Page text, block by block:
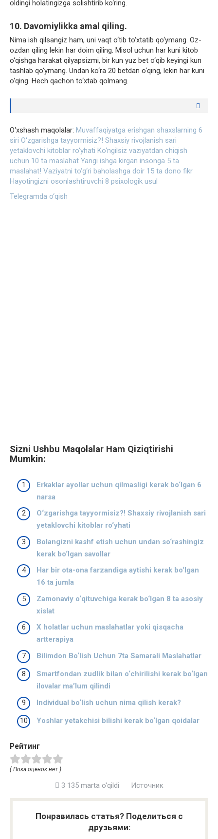
oldingi holatingizga solishtirib ko‘ring.
10. Davomiylikka amal qiling.
Nima ish qilsangiz ham, uni vaqt o‘tib to‘xtatib qo‘ymang. Oz-
ozdan qiling lekin har doim qiling. Misol uchun har kuni kitob
o‘qishga harakat qilyapsizmi, bir kun yuz bet o‘qib keyingi kun
tashlab qo‘ymang. Undan ko‘ra 20 betdan o‘qing, lekin har kuni
o‘qing. Hech qachon to‘xtab qolmang.
O‘xshash maqolalar: Muvaffaqiyatga erishgan shaxslarning 6
siri O‘zgarishga tayyormisiz?! Shaxsiy rivojlanish sari
yetaklovchi kitoblar ro‘yhati Ko‘ngilsiz vaziyatdan chiqish
uchun 10 ta maslahat Yangi ishga kirgan insonga 5 ta
maslahat! Vaziyatni to‘g‘ri baholashga doir 15 ta dono fikr
Hayotingizni osonlashtiruvchi 8 psixologik usul
Telegramda o‘qish
Sizni Ushbu Maqolalar Ham Qiziqtirishi
Mumkin:
Erkaklar ayollar uchun qilmasligi kerak bo‘lgan 6
narsa
O‘zgarishga tayyormisiz?! Shaxsiy rivojlanish sari
yetaklovchi kitoblar ro‘yhati
Bolangizni kashf etish uchun undan so‘rashingiz
kerak bo‘lgan savollar
Har bir ota-ona farzandiga aytishi kerak bo‘lgan
16 ta jumla
Zamonaviy o‘qituvchiga kerak bo‘lgan 8 ta asosiy
xislat
X holatlar uchun maslahatlar yoki qisqacha
artterapiya
Bilimdon Bo‘lish Uchun 7ta Samarali Maslahatlar
Smartfondan zudlik bilan o‘chirilishi kerak bo‘lgan
ilovalar ma’lum qilindi
Individual bo‘lish uchun nima qilish kerak?
Yoshlar yetakchisi bilishi kerak bo‘lgan qoidalar
Рейтинг
( Пока оценок нет )
3 135 marta o'qildi Источник
Понравилась статья? Поделиться с
друзьями: